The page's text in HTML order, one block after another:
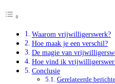
Waarom vrijwilligerswerk?
Hoe maak je een verschil?
De magie van
Hoe vind ik
Conclusie
Gerelateerde